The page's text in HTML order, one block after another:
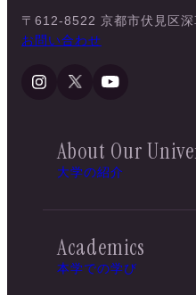
〒612-8522 京都市伏見区
お問い合わせ
About Our
大学の紹介
Academics
本学での学び